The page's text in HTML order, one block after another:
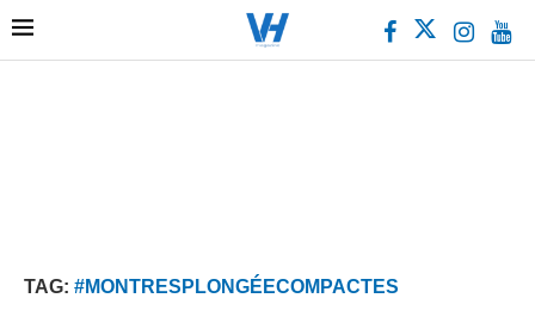
TAG: #MONTRESPLONGÉECOMPACTES